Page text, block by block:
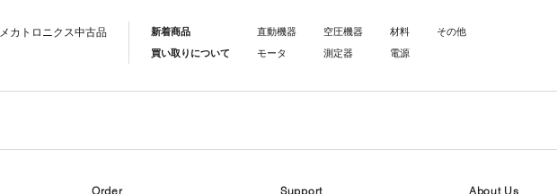
メカトロニクス中古品
新着商品
買い取りについて
直動機器
モータ
空圧機器
測定器
材料
電源
その他
Order Support About Us